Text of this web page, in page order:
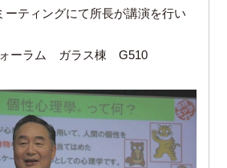
ーティングにて所長が講演を行い
ーラム ガラス棟 G510